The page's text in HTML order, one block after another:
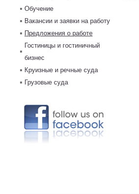
Обучение
Вакансии и заявки на работу
Предложения о работе
Гостиницы и гостиничный
бизнес
Круизные и речные суда
Грузовые суда